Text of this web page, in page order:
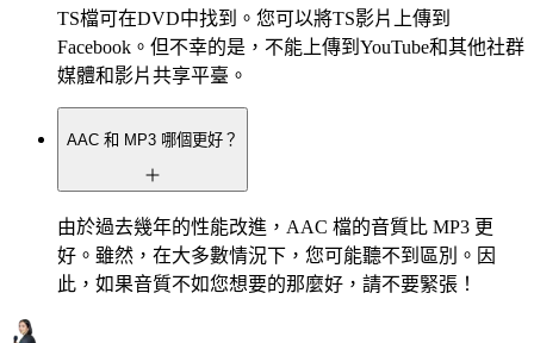
TS檔可在DVD中找到。您可以將TS影片上傳到
Facebook。但不幸的是，不能上傳到YouTube和其他社群
媒體和影片共享平臺。
AAC 和 MP3 哪個更好？
由於過去幾年的性能改進，AAC 檔的音質比 MP3 更
好。雖然，在大多數情況下，您可能聽不到區別。因
此，如果音質不如您想要的那麼好，請不要緊張！